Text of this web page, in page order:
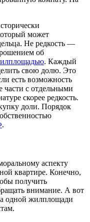
может
Не редкость —
об
. Каждый
свою долю. Это
есть возможность
части с отдельными
скорее редкость.
доли. Порядок
.
аспекту
квартире. Конечно,
получить
внимание. А вот
одной жилплощади